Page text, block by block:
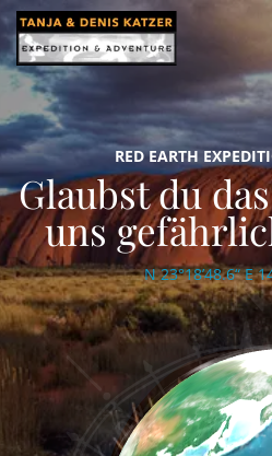
RED EARTH
Glaubst du
uns
N 23°18’48.6“ E